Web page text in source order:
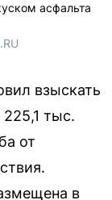
асфальта
взыскать
тыс.
от
в